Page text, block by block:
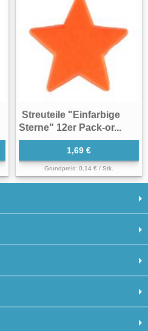
Streuteile "Einfarbige
Sterne" 12er Pack-or...
1,69 €
Grundpreis: 0,14 € / Stk.